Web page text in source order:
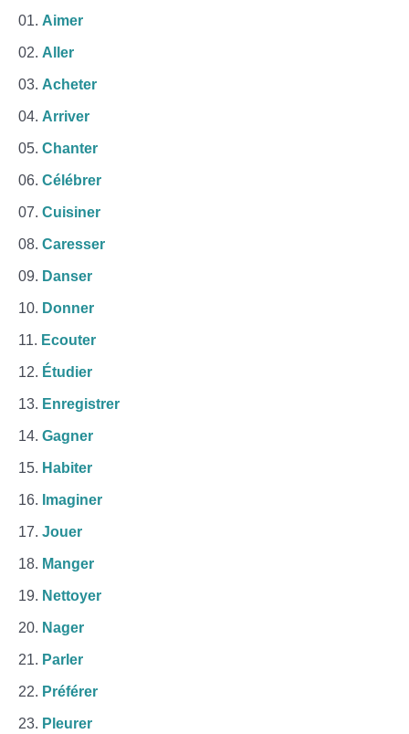
Aimer
Aller
Acheter
Arriver
Chanter
Célébrer
Cuisiner
Caresser
Danser
Donner
Ecouter
Étudier
Enregistrer
Gagner
Habiter
Imaginer
Jouer
Manger
Nettoyer
Nager
Parler
Préférer
Pleurer